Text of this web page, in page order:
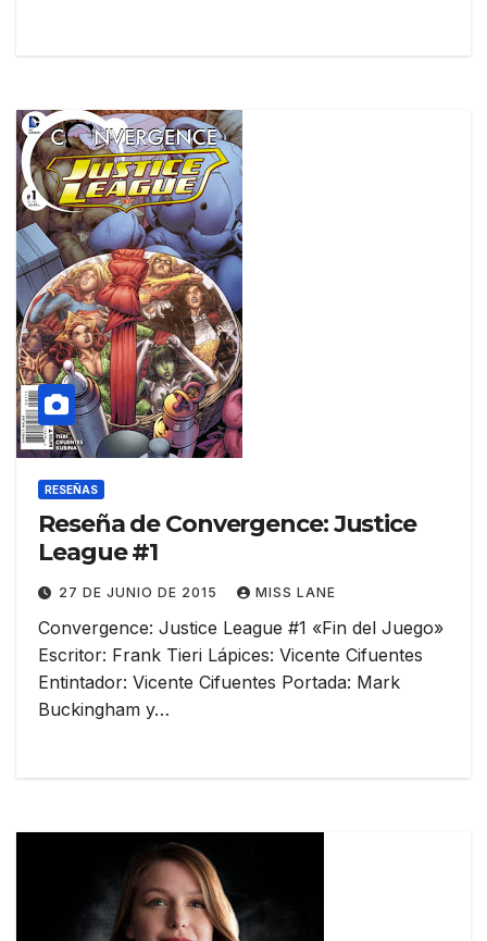
RESEÑAS
Reseña de Convergence: Justice
League #1
27 DE JUNIO DE 2015 MISS LANE
Convergence: Justice League #1 «Fin del Juego»
Escritor: Frank Tieri Lápices: Vicente Cifuentes
Entintador: Vicente Cifuentes Portada: Mark
Buckingham y…